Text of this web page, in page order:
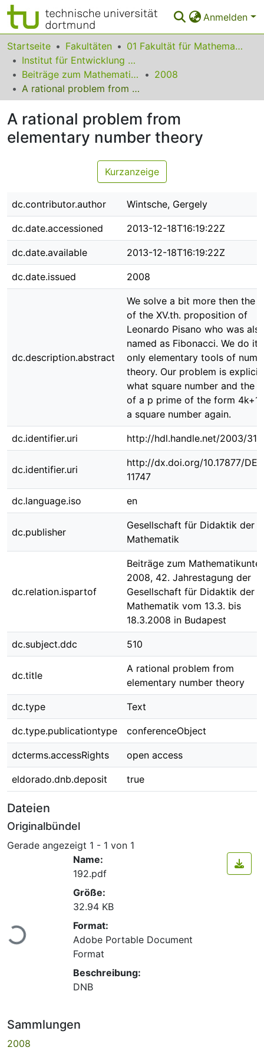
Anmelden
Bereiche & Sammlungen
Das gesamte Repositorium
Statistiken
FAQ
Leitlinien
Zurück zur Startseite
Startseite Fakultäten
01 Fakultät für Mathematik
Institut für Entwicklung und Erforschung des Mathematikunterrichts
Beiträge zum Mathematikunterricht
2008
A rational problem from elementary number theory
A rational problem from
elementary number theory
Kurzanzeige
dc.contributor.author Wintsche, Gergely
dc.date.accessioned 2013-12-18T16:19:22Z
dc.date.available 2013-12-18T16:19:22Z
dc.date.issued 2008
dc.description.abstract
We solve a bit more then the
of the XV.th. proposition of
Leonardo Pisano who was
named as Fibonacci. We do it
only elementary tools of
theory. Our problem is
what square number and the
of a p prime of the form 4k+1
a square number again.
dc.identifier.uri http://hdl.handle.net/2003/
dc.identifier.uri
http://dx.doi.org/10.17877/
11747
dc.language.iso en
dc.publisher
Gesellschaft für Didaktik der
Mathematik
dc.relation.ispartof
Beiträge zum
2008, 42. Jahrestagung der
Gesellschaft für Didaktik der
Mathematik vom 13.3. bis
18.3.2008 in Budapest
dc.subject.ddc 510
dc.title
A rational problem from
elementary number theory
dc.type Text
dc.type.publicationtype conferenceObject
dcterms.accessRights open access
eldorado.dnb.deposit true
Dateien
Originalbündel
Gerade angezeigt 1 - 1 von 1
Lade...
Name:
192.pdf
Größe:
32.94 KB
Format:
Adobe Portable Document
Format
Beschreibung:
DNB
Sammlungen
2008